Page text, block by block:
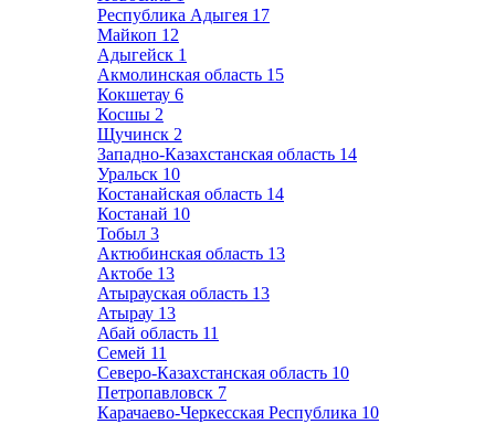
Республика Адыгея 17
Майкоп 12
Адыгейск 1
Акмолинская область 15
Кокшетау 6
Косшы 2
Щучинск 2
Западно-Казахстанская область 14
Уральск 10
Костанайская область 14
Костанай 10
Тобыл 3
Актюбинская область 13
Актобе 13
Атырауская область 13
Атырау 13
Абай область 11
Семей 11
Северо-Казахстанская область 10
Петропавловск 7
Карачаево-Черкесская Республика 10